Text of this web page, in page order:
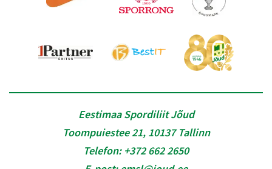
Eestimaa Spordiliit Jõud
Toompuiestee 21, 10137 Tallinn
Telefon: +372 662 2650